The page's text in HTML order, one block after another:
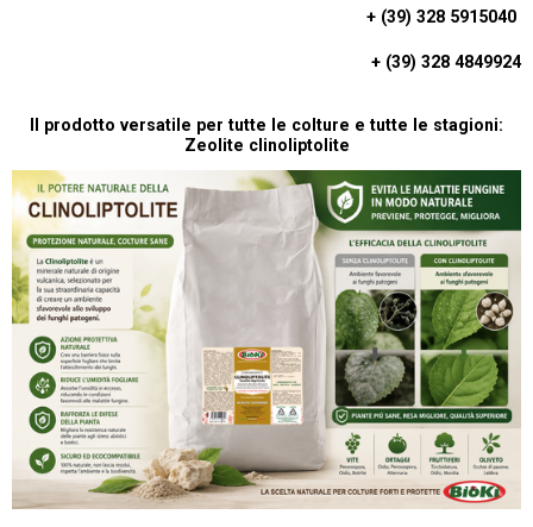
P
+ (39) 328 5915040
+ (39) 328 4849924
Il prodotto versatile per tutte le colture e tutte le stagioni:
Zeolite clinoliptolite